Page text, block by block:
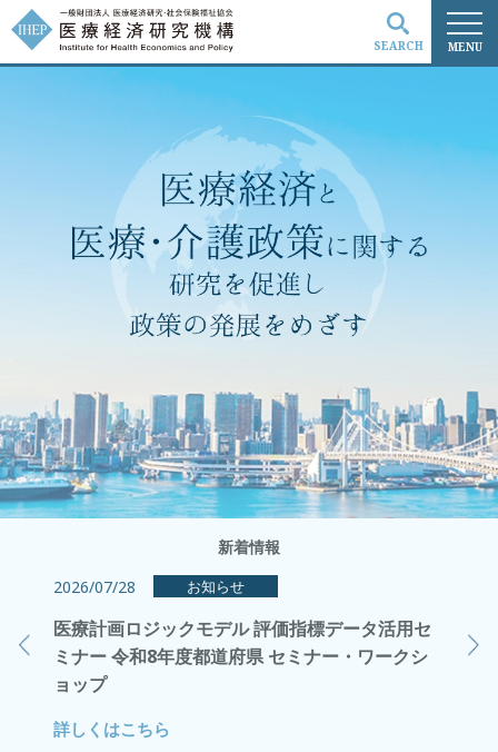
MENU
SEARCH
新着情報
付
2026/07/28 お知らせ
医療計画ロジックモデル 評価指標データ活用セ
ミナー 令和8年度都道府県 セミナー・ワークシ
ョップ
詳しくはこちら
ツを